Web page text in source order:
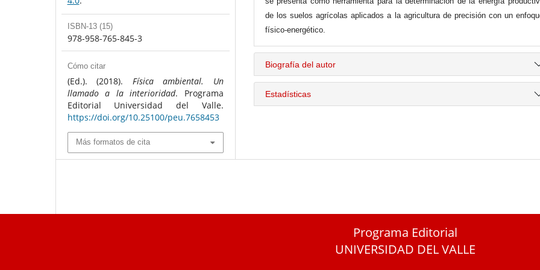
ISBN-13 (15)
978-958-765-845-3
Cómo citar
(Ed.). (2018). Física ambiental. Un
llamado a la interioridad. Programa
Editorial Universidad del Valle.
https://doi.org/10.25100/peu.7658453
Más formatos de cita
de los suelos agrícolas aplicados a la agricultura de precisión con un
físico-energético.
Biografía del autor
Estadísticas
Programa Editorial
UNIVERSIDAD DEL VALLE